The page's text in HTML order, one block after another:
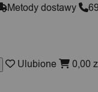
Metody dostawy
Ulubione 0,00